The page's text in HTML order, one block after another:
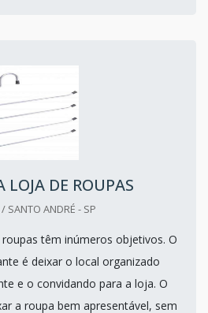
LOJA DE ROUPAS
SANTO ANDRÉ - SP
têm inúmeros objetivos. O
é deixar o local organizado
e o convidando para a loja. O
a roupa bem apresentável, sem